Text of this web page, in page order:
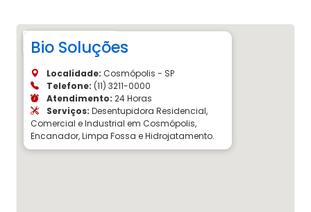
Bio Soluções
Localidade: Cosmópolis - SP
Telefone: (11) 3211-0000
Atendimento: 24 Horas
Serviços: Desentupidora Residencial,
Comercial e Industrial em Cosmópolis,
Encanador, Limpa Fossa e Hidrojatamento.